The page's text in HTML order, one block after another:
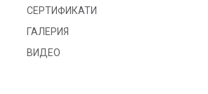
СЕРТИФИКАТИ
ГАЛЕРИЯ
ВИДЕО